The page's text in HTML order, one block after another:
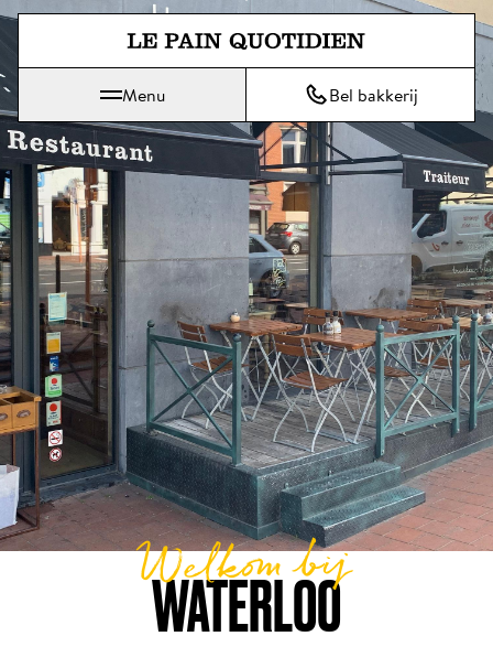
Spring direct naar de
Le Pain Quotidien betekent Het Dagelijks Brood
Menu Bel bakkerij
WATERLOO
Welkom bij